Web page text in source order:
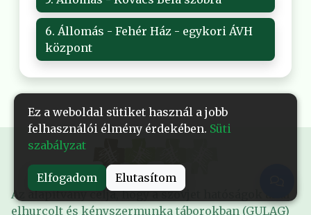
Ez a weboldal sütiket használ a jobb
felhasználói élmény érdekében. Süti
szabályzat
Elfogadom Elutasítom
6. Állomás - Fehér Ház - egykori ÁVH
központ
Az alapítvány célja, hogy a szovjet hatóságok által
elhurcolt és kényszermunka táborokban (GULAG)